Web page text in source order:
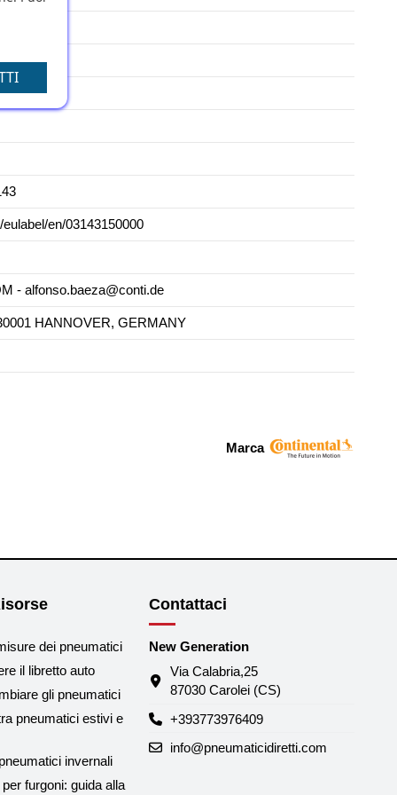
en/03143150000
- alfonso.baeza@conti.de
HANNOVER, GERMANY
Marca
dei pneumatici
il libretto auto
gli pneumatici
pneumatici estivi e
invernali
furgoni: guida alla
Contattaci
New Generation
Via Calabria,25
87030 Carolei (CS)
+393773976409
info@pneumaticidiretti.com